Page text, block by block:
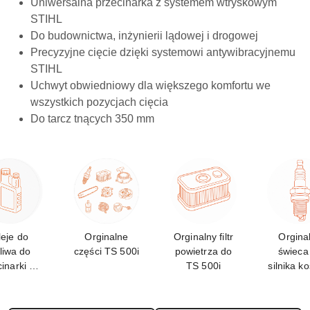
Uniwersalna przecinarka z systemem wtryskowym
STIHL
Do budownictwa, inżynierii lądowej i drogowej
Precyzyjne cięcie dzięki systemowi antywibracyjnemu
STIHL
Uchwyt obwiedniowy dla większego komfortu we
wszystkich pozycjach cięcia
Do tarcz tnących 350 mm
do
do
TS
Orginalne
części TS 500i
Orginalny filtr
powietrza do
TS 500i
silnika